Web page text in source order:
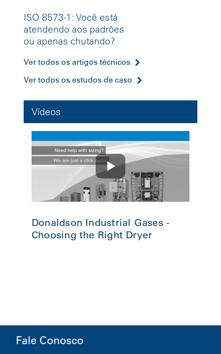
ISO 8573-1: Você está
atendendo aos padrões
ou apenas chutando?
Ver todos os artigos técnicos
Ver todos os estudos de caso
Vídeos
Donaldson Industrial Gases -
Choosing the Right Dryer
Fale Conosco